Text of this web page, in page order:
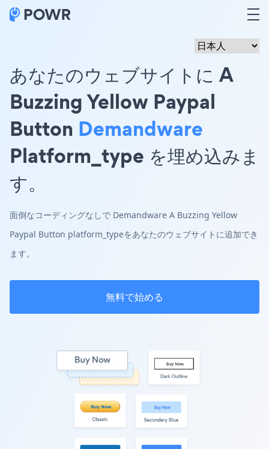
あなたのウェブサイトに A
Buzzing Yellow Paypal
Button Demandware
Platform_type を埋め込みま
す。
面倒なコーディングなしで Demandware A Buzzing Yellow
Paypal Button platform_typeをあなたのウェブサイトに追加でき
ます。
無料で始める